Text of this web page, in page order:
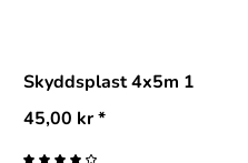
Skyddsplast 4x5m 1
45,00 kr*